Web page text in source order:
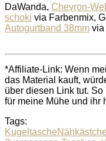
DaWanda, Chevron-
schoki via Farbenmix,
Autogurtband 38mm via
*Affiliate-Link: Wenn
das Material kauft,
über diesen Link tut.
für meine Mühe und ihr
Tags:
Kugeltasche